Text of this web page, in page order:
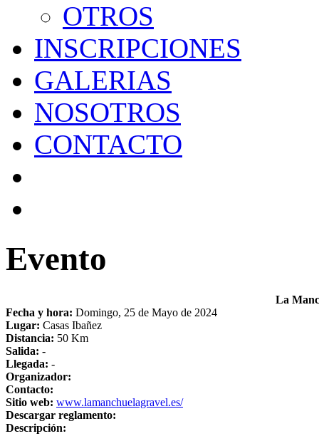
OTROS
INSCRIPCIONES
GALERIAS
NOSOTROS
CONTACTO
Evento
La
Fecha y hora: Domingo, 25 de Mayo de 2024
Lugar: Casas Ibañez
Distancia: 50 Km
Salida: -
Llegada: -
Organizador:
Contacto:
Sitio web: www.lamanchuelagravel.es/
Descargar reglamento:
Descripción: